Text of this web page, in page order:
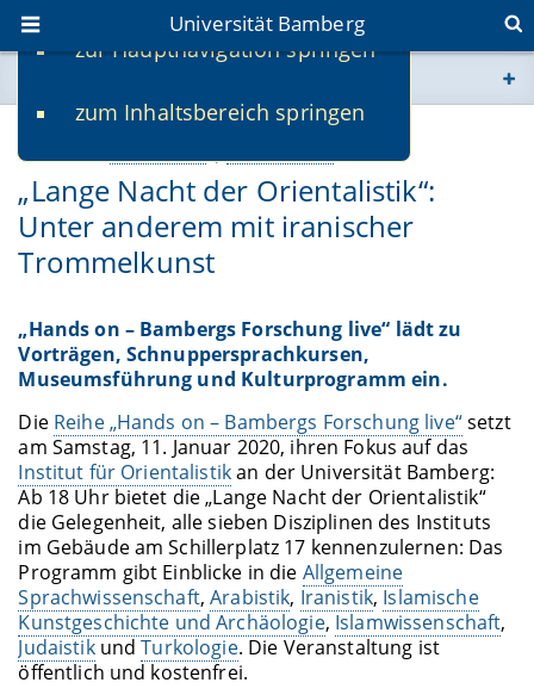
zur Hauptnavigation springen
zum Inhaltsbereich springen
Universität Bamberg
www.uni-bamberg.de
univis.uni-bamberg.de
fis.uni-bamberg.de
07.01.2020
„Lange Nacht der Orientalistik“:
Unter anderem mit iranischer
Trommelkunst
„Hands on – Bambergs Forschung live“ lädt zu
Vorträgen, Schnuppersprachkursen,
Museumsführung und Kulturprogramm ein.
Die Reihe „Hands on – Bambergs Forschung live“setzt
am Samstag, 11. Januar 2020, ihren Fokus auf das
Institut für Orientalistikan der Universität Bamberg:
Ab 18 Uhr bietet die „Lange Nacht der Orientalistik“
die Gelegenheit, alle sieben Disziplinen des Instituts
im Gebäude am Schillerplatz 17 kennenzulernen: Das
Programm gibt Einblicke in die Allgemeine
Sprachwissenschaft,Arabistik, Iranistik, Islamische
Kunstgeschichte und Archäologie, Islamwissenschaft,
JudaistikundTurkologie. Die Veranstaltung ist
öffentlich und kostenfrei.